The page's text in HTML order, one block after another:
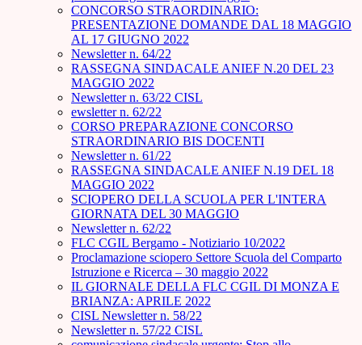
CONCORSO STRAORDINARIO:
PRESENTAZIONE DOMANDE DAL 18 MAGGIO
AL 17 GIUGNO 2022
Newsletter n. 64/22
RASSEGNA SINDACALE ANIEF N.20 DEL 23
MAGGIO 2022
Newsletter n. 63/22 CISL
ewsletter n. 62/22
CORSO PREPARAZIONE CONCORSO
STRAORDINARIO BIS DOCENTI
Newsletter n. 61/22
RASSEGNA SINDACALE ANIEF N.19 DEL 18
MAGGIO 2022
SCIOPERO DELLA SCUOLA PER L'INTERA
GIORNATA DEL 30 MAGGIO
Newsletter n. 62/22
FLC CGIL Bergamo - Notiziario 10/2022
Proclamazione sciopero Settore Scuola del Comparto
Istruzione e Ricerca – 30 maggio 2022
IL GIORNALE DELLA FLC CGIL DI MONZA E
BRIANZA: APRILE 2022
CISL Newsletter n. 58/22
Newsletter n. 57/22 CISL